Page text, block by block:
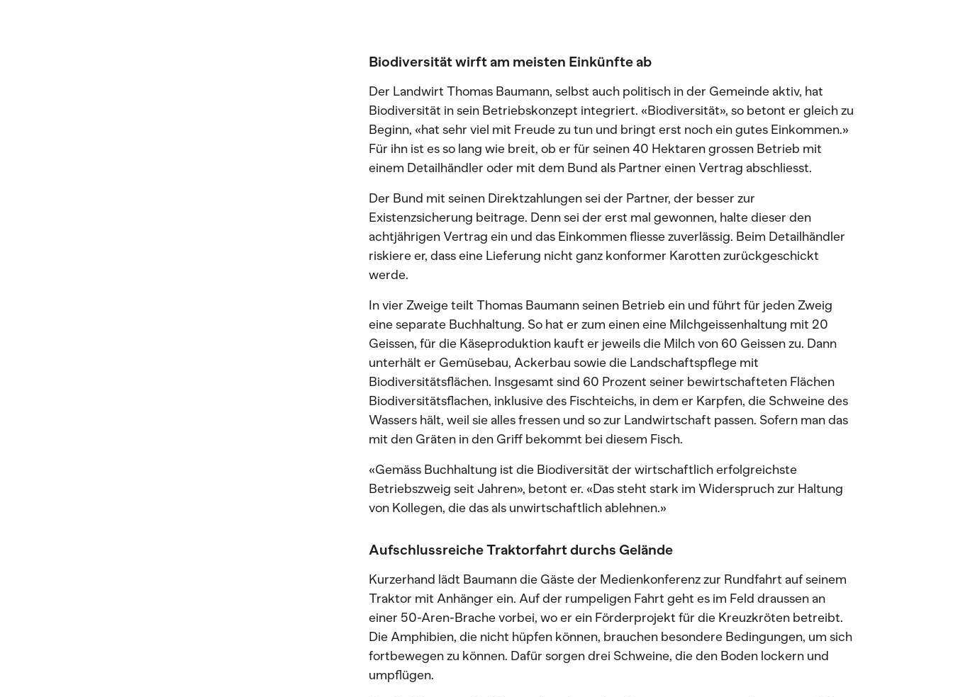
Biodiversität wirft am meisten Einkünfte ab
Der Landwirt Thomas Baumann, selbst auch politisch in der Gemeinde aktiv, hat
Biodiversität in sein Betriebskonzept integriert. «Biodiversität», so betont er gleich zu
Beginn, «hat sehr viel mit Freude zu tun und bringt erst noch ein gutes Einkommen.»
Für ihn ist es so lang wie breit, ob er für seinen 40 Hektaren grossen Betrieb mit
einem Detailhändler oder mit dem Bund als Partner einen Vertrag abschliesst.
Der Bund mit seinen Direktzahlungen sei der Partner, der besser zur
Existenzsicherung beitrage. Denn sei der erst mal gewonnen, halte dieser den
achtjährigen Vertrag ein und das Einkommen fliesse zuverlässig. Beim Detailhändler
riskiere er, dass eine Lieferung nicht ganz konformer Karotten zurückgeschickt
werde.
In vier Zweige teilt Thomas Baumann seinen Betrieb ein und führt für jeden Zweig
eine separate Buchhaltung. So hat er zum einen eine Milchgeissenhaltung mit 20
Geissen, für die Käseproduktion kauft er jeweils die Milch von 60 Geissen zu. Dann
unterhält er Gemüsebau, Ackerbau sowie die Landschaftspflege mit
Biodiversitätsflächen. Insgesamt sind 60 Prozent seiner bewirtschafteten Flächen
Biodiversitätsflachen, inklusive des Fischteichs, in dem er Karpfen, die Schweine des
Wassers hält, weil sie alles fressen und so zur Landwirtschaft passen. Sofern man das
mit den Gräten in den Griff bekommt bei diesem Fisch.
«Gemäss Buchhaltung ist die Biodiversität der wirtschaftlich erfolgreichste
Betriebszweig seit Jahren», betont er. «Das steht stark im Widerspruch zur Haltung
von Kollegen, die das als unwirtschaftlich ablehnen.»
Aufschlussreiche Traktorfahrt durchs Gelände
Kurzerhand lädt Baumann die Gäste der Medienkonferenz zur Rundfahrt auf seinem
Traktor mit Anhänger ein. Auf der rumpeligen Fahrt geht es im Feld draussen an
einer 50-Aren-Brache vorbei, wo er ein Förderprojekt für die Kreuzkröten betreibt.
Die Amphibien, die nicht hüpfen können, brauchen besondere Bedingungen, um sich
fortbewegen zu können. Dafür sorgen drei Schweine, die den Boden lockern und
umpflügen.